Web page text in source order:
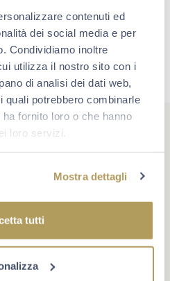
contenuti ed
dei social media e per
Condividiamo inoltre
utilizza il nostro sito con i
di analisi dei dati web,
quali potrebbero combinarle
fornito loro o che hanno
loro servizi.
Mostra dettagli
tutti
unico? A volte è un evento,
è la compagnia giusta e
Scopri Berlucchi sui